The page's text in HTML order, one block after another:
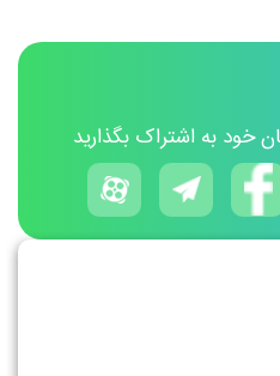
خود به اشتراک بگذارید